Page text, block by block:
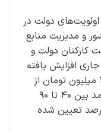
دولت در
و مدیریت منابع
کارکنان دولت و
افزایش یافته
است. بر این اساس، درآمد تا سقف ۴۰ میلیون تومان از
پرداخت مالیات معاف است و برای درآمد بین ۴۰ تا ۹۰
تومان، نرخ مالیات حدود ۱۰ درصد تعیین شده